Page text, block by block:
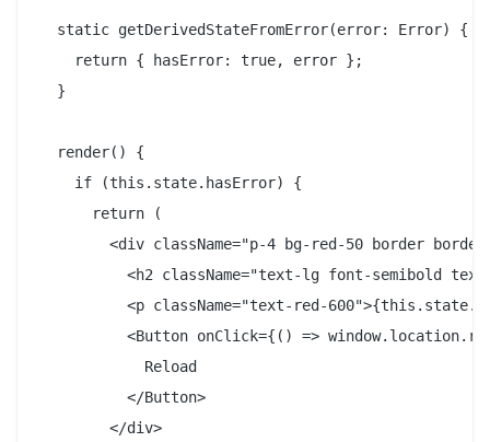
  static getDerivedStateFromError(error: Error) {
    return { hasError: true, error };
  }
  render() {
    if (this.state.hasError) {
      return (
<div className="p-4 bg-red-50 border
<h2 className="text-lg font-semibold
<p className="text-red-
<Button onClick={() =>
            Reload
          </Button>
        </div>